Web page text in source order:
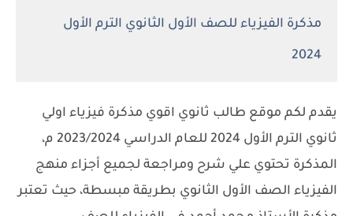
مذكرة الفيزياء للصف الأول الثانوي الترم الأول
2024
يقدم لكم موقع طالب ثانوي اقوي مذكرة فيزياء اولي
ثانوي الترم الأول 2024 للعام الدراسي 2023/2024 م،
المذكرة تحتوي علي شرح ومراجعة لجميع أجزاء منهج
الفيزياء الصف الأول الثانوي بطريقة مبسطة، حيث تعتبر